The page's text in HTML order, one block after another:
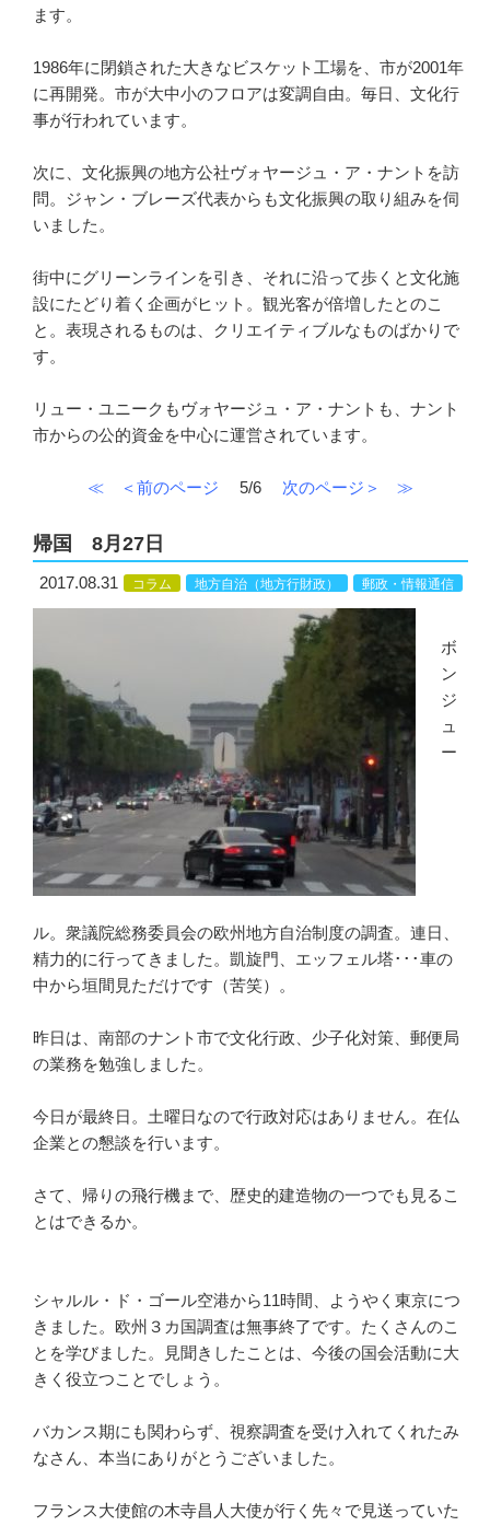
ます。
1986年に閉鎖された大きなビスケット工場を、市が2001年
に再開発。市が大中小のフロアは変調自由。毎日、文化行
事が行われています。
次に、文化振興の地方公社ヴォヤージュ・ア・ナントを訪
問。ジャン・ブレーズ代表からも文化振興の取り組みを伺
いました。
街中にグリーンラインを引き、それに沿って歩くと文化施
設にたどり着く企画がヒット。観光客が倍増したとのこ
と。表現されるものは、クリエイティブルなものばかりで
す。
リュー・ユニークもヴォヤージュ・ア・ナントも、ナント
市からの公的資金を中心に運営されています。
≪ ＜前のページ 5/6 次のページ＞ ≫
帰国 8月27日
2017.08.31 コラム 地方自治（地方行財政） 郵政・情報通信
ボ
ン
ジ
ュ
ー
ル。衆議院総務委員会の欧州地方自治制度の調査。連日、
精力的に行ってきました。凱旋門、エッフェル塔･･･車の
中から垣間見ただけです（苦笑）。
昨日は、南部のナント市で文化行政、少子化対策、郵便局
の業務を勉強しました。
今日が最終日。土曜日なので行政対応はありません。在仏
企業との懇談を行います。
さて、帰りの飛行機まで、歴史的建造物の一つでも見るこ
とはできるか。
シャルル・ド・ゴール空港から11時間、ようやく東京につ
きました。欧州３カ国調査は無事終了です。たくさんのこ
とを学びました。見聞きしたことは、今後の国会活動に大
きく役立つことでしょう。
バカンス期にも関わらず、視察調査を受け入れてくれたみ
なさん、本当にありがとうございました。
フランス大使館の木寺昌人大使が行く先々で見送っていた